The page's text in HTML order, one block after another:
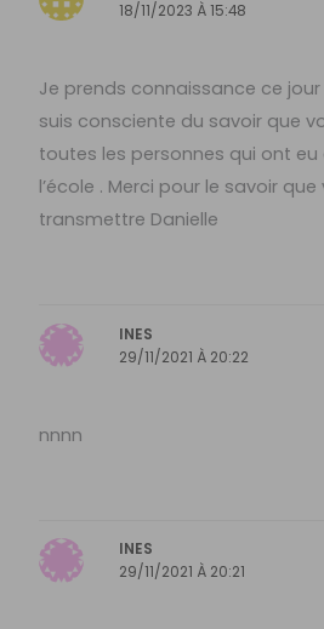
18/11/2023 À 15:48
Je prends connaissance ce
suis consciente du savoir que
toutes les personnes qui ont
l’école . Merci pour le savoir
transmettre Danielle
INES
29/11/2021 À 20:22
nnnn
INES
29/11/2021 À 20:21